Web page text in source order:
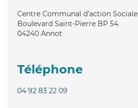
Centre Communal d'action Sociale
Boulevard Saint-Pierre BP 54
04240 Annot
Téléphone
04 92 83 22 09